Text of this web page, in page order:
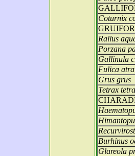
Coturnix
Rallus
Porzana
Gallinula
Fulica atra
Grus grus
Tetrax
Burhinus
Glareola